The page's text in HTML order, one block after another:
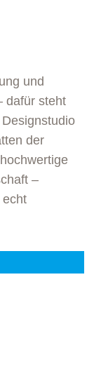
und
dafür steht
der
–
echt